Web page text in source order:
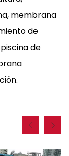
membrana
de
de